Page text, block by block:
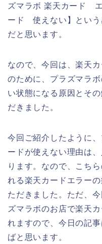
ズマラボ 楽天カード
ード 使えない】という
だと思います。
なので、今回は、楽天
のために、プラズマラ
い状態になる原因とそ
だきました。
今回ご紹介したように
ードが使えない理由は
ります。なので、こち
れる楽天カードエラー
ただきました。ただ、
ズマラボのお店で楽天
れますので、今日の記
ばと思います。